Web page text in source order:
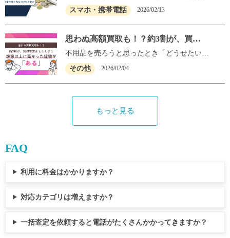
番高く買い取ってくれる優良店」を1秒で見つ
ける裏ワザをご紹介します。 この記事を読め
ば、手間をかけずに最高値でiPhone16を売却
する方法がすぐにわかりますよ！ iPhone16を
売る相場はいくらですか？512GBなど容量別
の買取目安 iPhone16を売却するにあたって、
まず気になるのが「今、自分のモデルがいく
らで売れるのか」という具体的な相場ですよ
ね。 一般的に、スマホの買取価格は「本体の
まります。まずは現在の市場における全体的
2,000円前後 256GB 115,000円 〜 122,000円前
ジ） 新品・未使用品の相場 128GB 102,000円
円前後 512GB 115,000円 〜 137,000円前後 ※2
026年7月23日時点 iPhone16 Pro 容量（ストレ
者の選び方」 減額回避！必須の「事前準備と
梱包手順」 この記事を読めば、初めての郵送
買取でも迷うことなく、一番お得かつ安全にi
Phoneを手放すことができます。さっそく、あ
なたにピッタリの売り方を見つけていきまし
ょう！ iPhone買取は宅配（郵送）で！「最高
値」の業者を探す方法 お住まいの地域に関わ
らず、全国で一番高く売れる場所を選べるの
が「宅配（郵送）買取」の最大のメリットで
傾向にあります。 しかし、数ある業者の中か
活用する 「少しでも高く売りたい！」と思っ
全国の優良業者がまとまっている比較サイト
です。モデルや容量ごとの相場を一覧でチェ
ックできるため、今どこにiPhoneの郵送買取
出る前の今すぐ売るべきか」「それとも発表
を待つべきか」と売却のタイミングに悩む方
が急増しています。実は、発売前のこの判断
次第で、手元に入る現金が数万円単位で変わ
ってしまうことも珍しくありません。 そこで
本記事では、iPhone18の「発売前」である今
だからこそ知っておくべき最新の買取相場動
向を徹底解説。気になる新品iPhone17の容
量・カラー別の買取目安や、新型登場に伴う
ました。 新品iPhone17の買取価格相場とiPhon
て、日々激しい価格変動を見せています。 こ
落リスクについて詳しく解説します。これか
たい方や、iPhone17の買取関連の最新情報を
知りたい方は、相場が大きく崩れる前に現状
半年が経過し、中古市場には「17」への買い
替えによる旧モデルの在庫が溢れ始めていま
す。そのため、業者間での価格競争が激化し
ており、売却先を一つ間違えるだけで3〜5万
円の損をするケースも珍しくありません。 本
記事では、iPhone買取業者の高額ランキング
に加え、機種別の買取相場や高く売るための
ポイントを解説します。あわせて、売却前に
行っておきたい準備や業者選びのポイントも
40,000円前後が目安 iPhone買取業者の高額ラ
り、慎重に比較することが大切です。 ここで
買取王子 買取王子は、年間査定点数が695万
取により、最大60,000円の増額が適用される
プラスアップキャンペーンが用意されてお
スマホ・携帯電話 2026/02/13
思わぬ高額買取も！？約3割が、買取
査定をしたときに想像以上に高かった
経験が「ある」
不用品を売ろうと思ったとき「どうせたいし
た金額にはならないだろう」と期待せずに査
定に出した経験はありませんか？ 実は、査定
を受けてみると、想像以上の金額になること
うために買取査定をしたことがある」と回答
期間：2025年12月5日 ～ 12月10日 調査対象
全国の男女 有効回答：300サンプル 質問内
に高かった経験はありますか？ 質問2：​​それ
はどのような品物でしたか？（複数選択可）
その他 2026/02/04
もっと見る
FAQ
利用に料金はかかりますか？
対応カテゴリは増えますか？
一括査定を依頼すると電話がたくさんかかってきますか？